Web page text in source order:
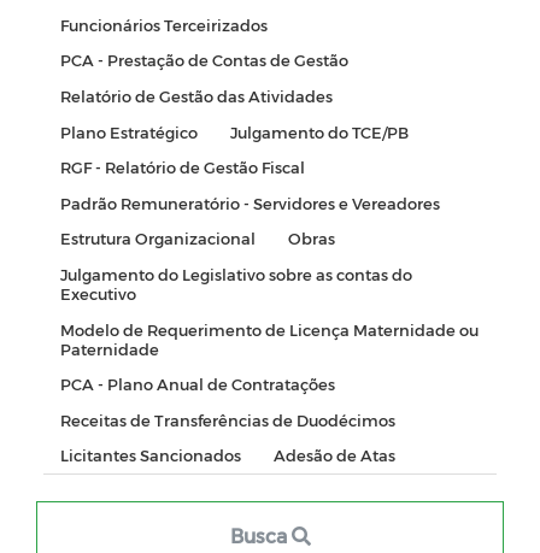
Funcionários Terceirizados
PCA - Prestação de Contas de Gestão
Relatório de Gestão das Atividades
Plano Estratégico
Julgamento do TCE/PB
RGF - Relatório de Gestão Fiscal
Padrão Remuneratório - Servidores e Vereadores
Estrutura Organizacional
Obras
Julgamento do Legislativo sobre as contas do
Executivo
Modelo de Requerimento de Licença Maternidade ou
Paternidade
PCA - Plano Anual de Contratações
Receitas de Transferências de Duodécimos
Licitantes Sancionados
Adesão de Atas
Busca